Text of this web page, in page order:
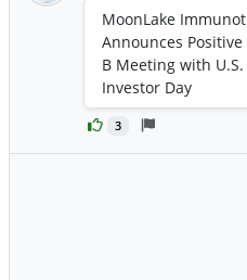
3
MoonLake
Announces
B Meeting with
Investor Day